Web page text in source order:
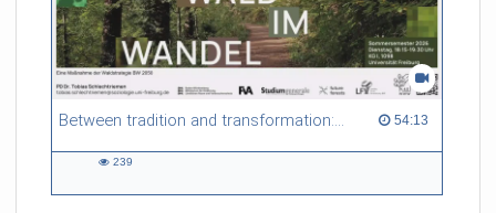
Between tradition and transformation: how owners, advisers and institutions co-create knowledge for resilient forests in Europe 54:13
54:13 duration
239